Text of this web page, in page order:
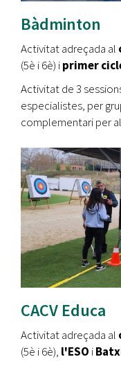
Bàdminton
Activitat adreçada al
(5è i 6è) iprimer
Activitat de 3
especialistes, per
complementari per
CACV Educa
Activitat adreçada al
(5è i 6è), l'ESO i